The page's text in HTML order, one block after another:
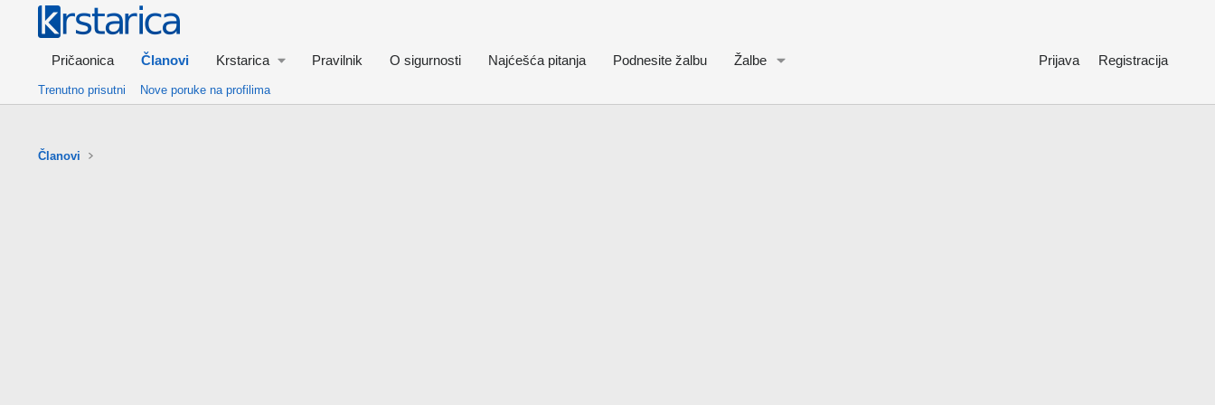
Pričaonica Članovi Krstarica Pravilnik O sigurnosti Najćešća pitanja Podnesite žalbu Žalbe Prijava Registracija
Trenutno prisutni Nove poruke na profilima
Članovi